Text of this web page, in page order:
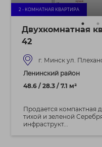
2 - КОМНАТНАЯ КВАРТИРА
Двухкомнатная
42
г. Минск ул.
Ленинский район
48.6 / 28.3 / 7.1 м²
Продается компактная
тихой и зеленой
инфраструкт...